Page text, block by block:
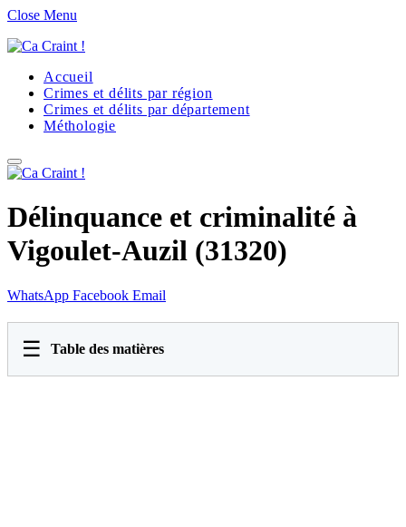
Close Menu
Accueil
Crimes et délits par région
Crimes et délits par département
Méthologie
Délinquance et criminalité à
Vigoulet-Auzil (31320)
WhatsApp Facebook Email
☰ Table des matières